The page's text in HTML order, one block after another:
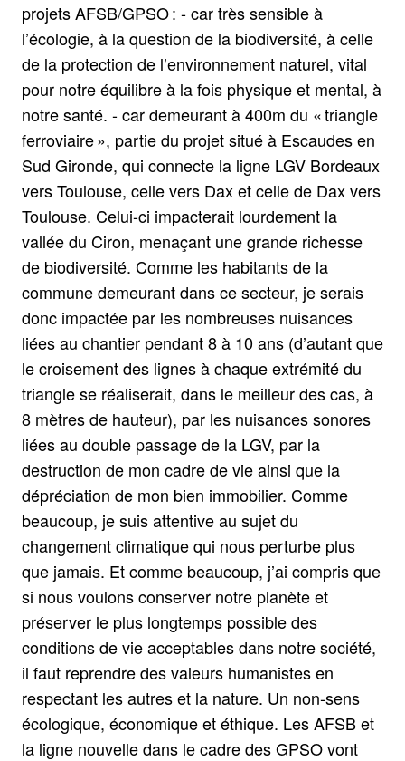
projets AFSB/GPSO : - car très sensible à
l’écologie, à la question de la biodiversité, à celle
de la protection de l’environnement naturel, vital
pour notre équilibre à la fois physique et mental, à
notre santé. - car demeurant à 400m du « triangle
ferroviaire », partie du projet situé à Escaudes en
Sud Gironde, qui connecte la ligne LGV Bordeaux
vers Toulouse, celle vers Dax et celle de Dax vers
Toulouse. Celui-ci impacterait lourdement la
vallée du Ciron, menaçant une grande richesse
de biodiversité. Comme les habitants de la
commune demeurant dans ce secteur, je serais
donc impactée par les nombreuses nuisances
liées au chantier pendant 8 à 10 ans (d’autant que
le croisement des lignes à chaque extrémité du
triangle se réaliserait, dans le meilleur des cas, à
8 mètres de hauteur), par les nuisances sonores
liées au double passage de la LGV, par la
destruction de mon cadre de vie ainsi que la
dépréciation de mon bien immobilier. Comme
beaucoup, je suis attentive au sujet du
changement climatique qui nous perturbe plus
que jamais. Et comme beaucoup, j’ai compris que
si nous voulons conserver notre planète et
préserver le plus longtemps possible des
conditions de vie acceptables dans notre société,
il faut reprendre des valeurs humanistes en
respectant les autres et la nature. Un non-sens
écologique, économique et éthique. Les AFSB et
la ligne nouvelle dans le cadre des GPSO vont